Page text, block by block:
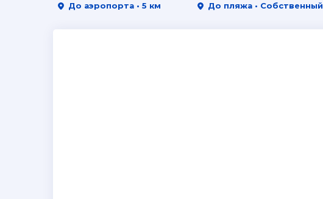
До аэропорта • 5 км До пляжа • Собственный